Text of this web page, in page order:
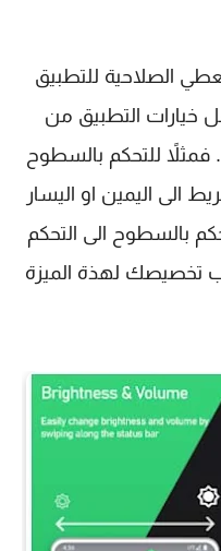
الصلاحية للتطبيق
خيارات التطبيق من
فمثلاً للتحكم بالسطوح
الى اليمين او اليسار
بالسطوح الى التحكم
تخصيصك لهذة الميزة